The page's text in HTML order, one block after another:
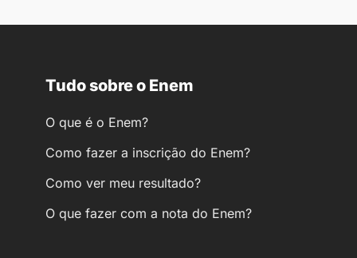
Tudo sobre o Enem
O que é o Enem?
Como fazer a inscrição do Enem?
Como ver meu resultado?
O que fazer com a nota do Enem?